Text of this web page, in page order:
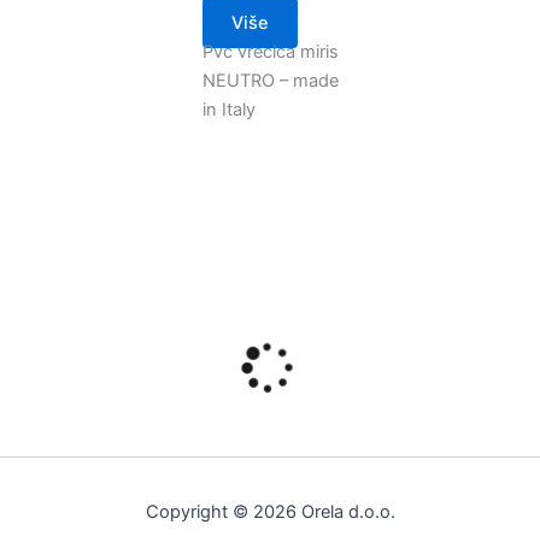
Više
Pvc vrecica miris
NEUTRO – made
in Italy
Copyright © 2026 Orela d.o.o.